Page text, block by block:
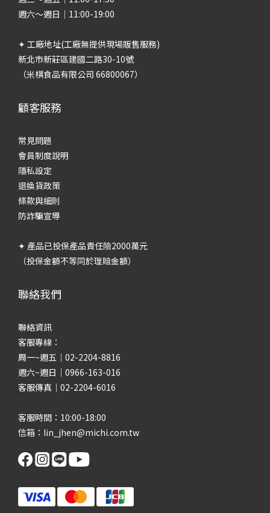
週六～週日｜11:00-19:00
✦ 工廠地址(工廠無提供現場販售服務)
新北市新莊區建國二路30-10號
（米棋食品有限公司 66800067）
顧客服務
常見問題
會員制度說明
隱私設定
退換貨政策
條款與細則
防詐騙宣導
✦ 產品已投保產品責任險2000萬元
（投保金額不等同於理賠金額）
聯絡我們
聯絡資訊
客服專線：
周一~週五｜02-2204-8816
週六~週日｜0966-163-016
客服傳真｜02-2204-6016
客服時間：10:00-18:00
信箱：lin_jhen@michi.com.tw